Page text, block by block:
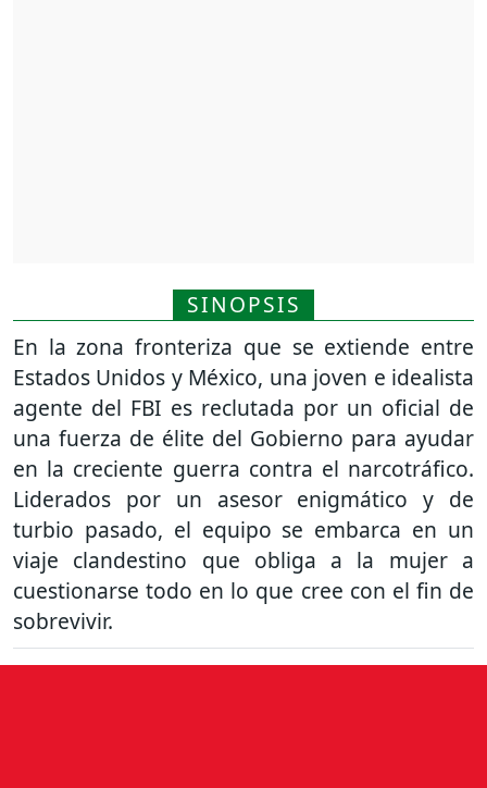
SINOPSIS
En la zona fronteriza que se extiende entre
Estados Unidos y México, una joven e idealista
agente del FBI es reclutada por un oficial de
una fuerza de élite del Gobierno para ayudar
en la creciente guerra contra el narcotráfico.
Liderados por un asesor enigmático y de
turbio pasado, el equipo se embarca en un
viaje clandestino que obliga a la mujer a
cuestionarse todo en lo que cree con el fin de
sobrevivir.